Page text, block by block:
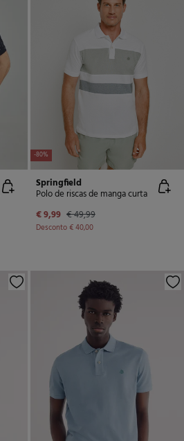
-80%
Springfield
Polo de riscas de manga curta
€ 9,99 € 49,99
Desconto€ 40,00